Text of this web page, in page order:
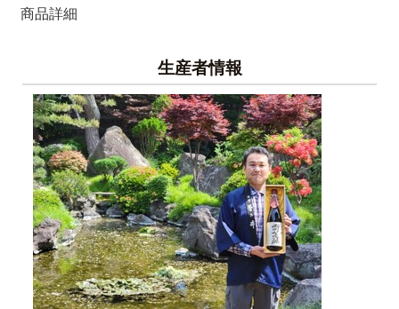
商品詳細
生産者情報